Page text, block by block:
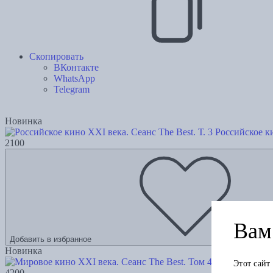
Скопировать
ВКонтакте
WhatsApp
Telegram
Новинка
Российское
2100
Добавить в избранное
Новинка
Вам
Этот сайт